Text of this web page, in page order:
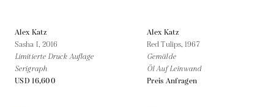
Alex Katz
Sasha I, 2016
Limitierte Druck Auflage
Serigraph
USD 16,600
Alex Katz
Red Tulips,1967
Gemälde
Öl Auf Leinwand
Preis Anfragen